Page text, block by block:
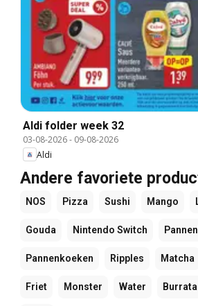
Aldi folder week 32
03-08-2026- 09-08-2026
Aldi
Andere favoriete
NOS Pizza Sushi Mango
Gouda Nintendo Switch
Pannenkoeken Ripples Matcha
Friet Monster Water Burrata